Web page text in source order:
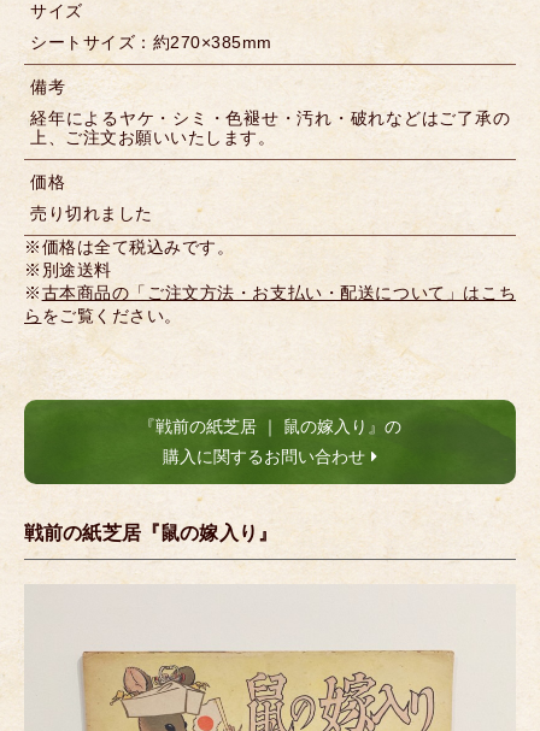
サイズ
シートサイズ：約270×385mm
備考
経年によるヤケ・シミ・色褪せ・汚れ・破れなどはご了承の
上、ご注文お願いいたします。
価格
売り切れました
※価格は全て税込みです。
※別途送料
※古本商品の「ご注文方法・お支払い・配送について」はこち
ら をご覧ください。
『戦前の紙芝居 ｜ 鼠の嫁入り』の
購入に関するお問い合わせ
戦前の紙芝居『鼠の嫁入り』